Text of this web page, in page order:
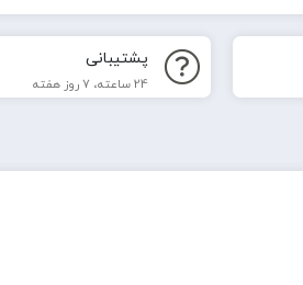
پشتیبانی
24 ساعته، 7 روز هفته